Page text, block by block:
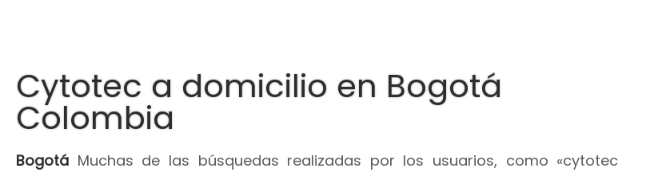
Cytotec a domicilio en Bogotá
Colombia
Bogotá Muchas de las búsquedas realizadas por los usuarios, como «cytotec